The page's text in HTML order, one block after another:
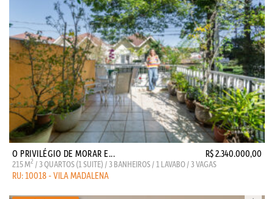
O PRIVILÉGIO DE MORAR E... R$ 2.340.000,00
215 M2 / 3 QUARTOS (1 SUITE) / 3 BANHEIROS / 1 LAVABO / 3 VAGAS
RU: 10018 - VILA MADALENA